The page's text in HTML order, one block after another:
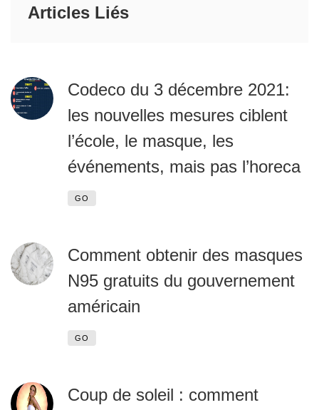
Articles Liés
Codeco du 3 décembre 2021:
les nouvelles mesures ciblent
l’école, le masque, les
événements, mais pas l’horeca
GO
Comment obtenir des masques
N95 gratuits du gouvernement
américain
GO
Coup de soleil : comment